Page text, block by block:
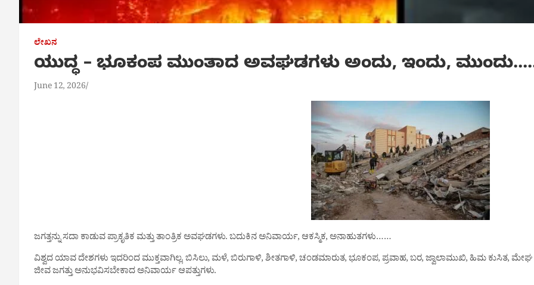
ಲೇಖನ
ಯುದ್ಧ – ಭೂಕಂಪ ಮುಂತಾದ ಅವಘಡಗಳು ಅಂದು, ಇಂದು,
June 12, 2026
ಜಗತ್ತನ್ನು ಸದಾ ಕಾಡುವ ಪ್ರಾಕೃತಿಕ ಮತ್ತು ತಾಂತ್ರಿಕ ಅವಘಡಗಳು. ಬದುಕಿನ ಅನಿವಾರ್ಯ, ಆಕಸ್ಮಿಕ, ಅನಾಹುತಗಳು……
ವಿಶ್ವದ ಯಾವ ದೇಶಗಳು ಇದರಿಂದ ಮುಕ್ತವಾಗಿಲ್ಲ. ಬಿಸಿಲು, ಮಳೆ, ಬಿರುಗಾಳಿ, ಶೀತಗಾಳಿ, ಚಂಡಮಾರುತ, ಭೂಕಂಪ, ಪ್ರವಾಹ, ಬರ, ಜ್ವಾಲಾಮುಖಿ, ಹಿಮ ಕುಸಿತ, ಮೇಘ
ಜೀವ ಜಗತ್ತು ಅನುಭವಿಸಬೇಕಾದ ಅನಿವಾರ್ಯ ಆಪತ್ತುಗಳು.